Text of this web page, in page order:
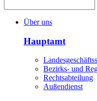
Über uns
Hauptamt
Bezirks- und
Rechtsabteilung
Außendienst